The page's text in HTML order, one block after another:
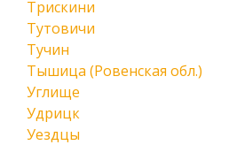
Трискини
Тутовичи
Тучин
Тышица (Ровенская обл.)
Углище
Удрицк
Уездцы